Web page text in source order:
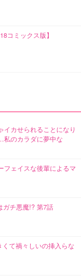
コミックス版】
カせられることになり
私のカラダに夢中な
フェイスな後輩によるマ
ガチ悪魔!? 第7話
て禍々しいの挿入らな